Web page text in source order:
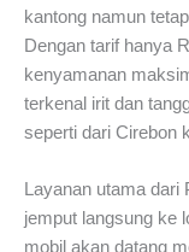
kantong namun
Dengan tarif hanya
kenyamanan
terkenal irit dan
seperti dari Cirebon
Layanan utama dari
jemput langsung ke
mobil akan datang